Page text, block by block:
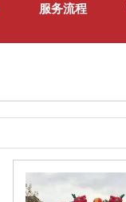
服务流程